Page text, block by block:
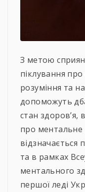
З метою
піклування
розуміння та
допоможуть
стан здоров’я,
про ментальне
відзначається
та в рамках
ментального
першої леді